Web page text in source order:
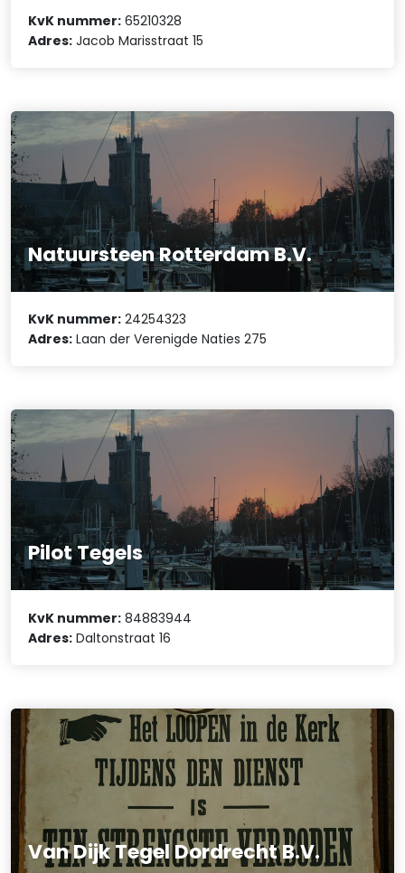
KvK nummer: 65210328
Adres: Jacob Marisstraat 15
Natuursteen Rotterdam B.V.
KvK nummer: 24254323
Adres: Laan der Verenigde Naties 275
Pilot Tegels
KvK nummer: 84883944
Adres: Daltonstraat 16
Van Dijk Tegel Dordrecht B.V.